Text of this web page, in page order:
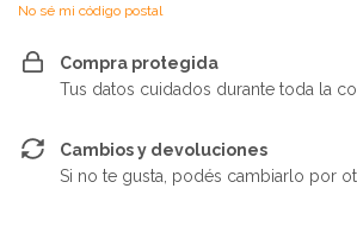
No sé mi código postal
Compra protegida
Tus datos cuidados durante toda la
Cambios y devoluciones
Si no te gusta, podés cambiarlo por